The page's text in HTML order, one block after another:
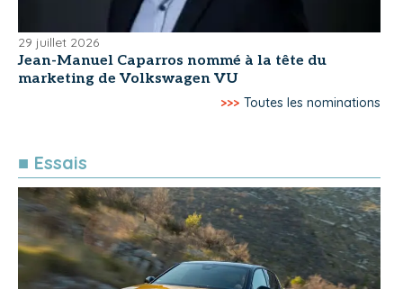
29 juillet 2026
Jean-Manuel Caparros nommé à la tête du
marketing de Volkswagen VU
>>> Toutes les nominations
■ Essais